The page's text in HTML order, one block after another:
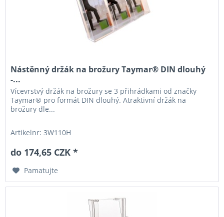
Nástěnný držák na brožury Taymar® DIN dlouhý
-...
Vícevrstvý držák na brožury se 3 přihrádkami od značky
Taymar® pro formát DIN dlouhý. Atraktivní držák na
brožury dle...
Artikelnr: 3W110H
do 174,65 CZK *
Pamatujte